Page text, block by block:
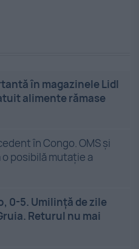
în magazinele Lidl
alimente rămase
în Congo. OMS și
posibilă mutație a
0-5. Umilință de zile
Returul nu mai